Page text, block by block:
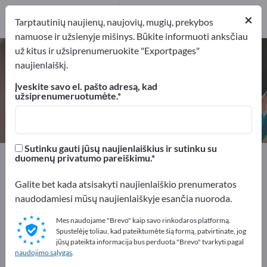
Ženklinimo sistemos – raskite
gamintojus ir tiekėjus
Eksportuotojai Gamintojai
4
Gamintojai
Exportpages Biuro reikmenys
Biuro prietaisai
Reklamuokitės nemokamai
Exportpages!
Poreikiai – Pasiūlymai – Naudotos prekės – Verslo
kontaktai >> pradėkite čia
×
Tarptautinių naujienų, naujovių, mugių, prekybos
namuose ir užsienyje mišinys. Būkite informuoti anksčiau
už kitus ir užsiprenumeruokite "Exportpages"
naujienlaiškį.
Įveskite savo el. pašto adresą, kad
užsiprenumeruotumėte.
Sutinku gauti jūsų naujienlaiškius ir sutinku su
duomenų privatumo pareiškimu.
Galite bet kada atsisakyti naujienlaiškio prenumeratos
naudodamiesi mūsų naujienlaiškyje esančia nuoroda.
Mes naudojame "Brevo" kaip savo rinkodaros platformą.
Spustelėję toliau, kad pateiktumėte šią formą, patvirtinate, jog
jūsų pateikta informacija bus perduota "Brevo" tvarkyti pagal
naudojimo sąlygas.